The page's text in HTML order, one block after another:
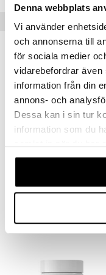
Denna webbplats
Vi använder
och annonserna till
för sociala medier
vidarebefordrar även
information från din
annons- och
Dessa kan i sin tur
information som du
våra cookies vid
ALPHA PLUS